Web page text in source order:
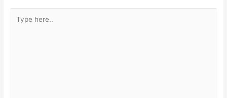
here..